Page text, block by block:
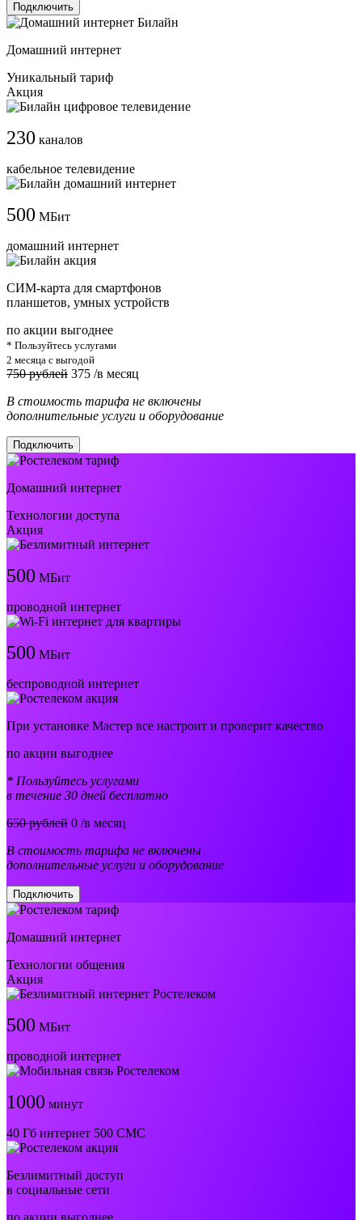
Подключить
Домашний интернет
Уникальный тариф
Акция
230 каналов
кабельное телевидение
500 МБит
домашний интернет
СИМ-карта для смартфонов
планшетов, умных устройств
по акции выгоднее
* Пользуйтесь услугами
2 месяца с выгодой
750 рублей 375 /в месяц
В стоимость тарифа не включены
дополнительные услуги и оборудование
Подключить
Домашний интернет
Технологии доступа
Акция
500 МБит
проводной интернет
500 МБит
беспроводной интернет
При установке Мастер все настроит и проверит качество
по акции выгоднее
* Пользуйтесь услугами
в течение 30 дней бесплатно
650 рублей 0 /в месяц
В стоимость тарифа не включены
дополнительные услуги и оборудование
Подключить
Домашний интернет
Технологии общения
Акция
500 МБит
проводной интернет
1000 минут
40 Гб интернет 500 СМС
Безлимитный доступ
в социальные сети
по акции выгоднее